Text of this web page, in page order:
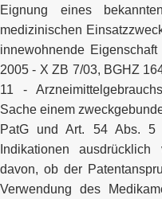
Eignung eines
medizinischen
innewohnende
2005 - X ZB 7/03, BGHZ
11 -
Sache einem
PatG und Art. 54 Abs. 5
Indikationen
davon, ob der
Verwendung des